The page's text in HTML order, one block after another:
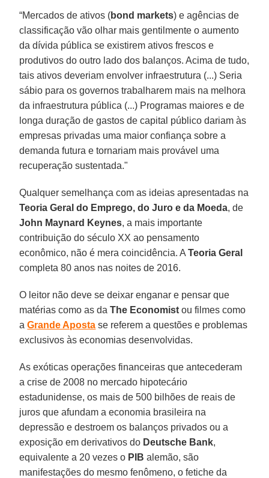
“Mercados de ativos (bond markets) e agências de
classificação vão olhar mais gentilmente o aumento
da dívida pública se existirem ativos frescos e
produtivos do outro lado dos balanços. Acima de tudo,
tais ativos deveriam envolver infraestrutura (...) Seria
sábio para os governos trabalharem mais na melhora
da infraestrutura pública (...) Programas maiores e de
longa duração de gastos de capital público dariam às
empresas privadas uma maior confiança sobre a
demanda futura e tornariam mais provável uma
recuperação sustentada."
Qualquer semelhança com as ideias apresentadas na
Teoria Geral do Emprego, do Juro e da Moeda, de
John Maynard Keynes, a mais importante
contribuição do século XX ao pensamento
econômico, não é mera coincidência. ATeoria Geral
completa 80 anos nas noites de 2016.
O leitor não deve se deixar enganar e pensar que
matérias como as daThe Economist ou filmes como
aGrande Aposta se referem a questões e problemas
exclusivos às economias desenvolvidas.
As exóticas operações financeiras que antecederam
a crise de 2008 no mercado hipotecário
estadunidense, os mais de 500 bilhões de reais de
juros que afundam a economia brasileira na
depressão e destroem os balanços privados ou a
exposição em derivativos do Deutsche Bank,
equivalente a 20 vezes o PIB alemão, são
manifestações do mesmo fenômeno, o fetiche da